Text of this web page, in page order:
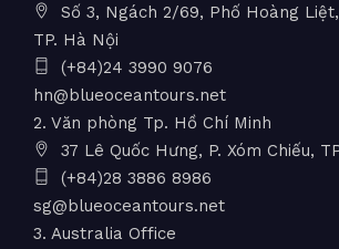
Số 3, Ngách 2/69, Phố Hoàng
TP. Hà Nội
(+84)24 3990 9076
hn@blueoceantours.net
2. Văn phòng Tp. Hồ Chí Minh
37 Lê Quốc Hưng, P. Xóm Chiếu,
(+84)28 3886 8986
sg@blueoceantours.net
3. Australia Office